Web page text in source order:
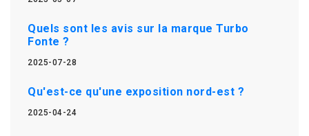
Quels sont les avis sur la marque Turbo
Fonte ?
2025-07-28
Qu'est-ce qu'une exposition nord-est ?
2025-04-24